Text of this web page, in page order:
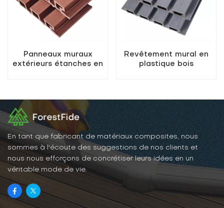
Panneaux muraux
extérieurs étanches en
Revêtement mural en
plastique bois
En tant que fabricant de matériaux composites, nous
sommes à l'écoute des suggestions de nos clients et
nous nous efforçons de concrétiser leurs idées en un
véritable mode de vie.